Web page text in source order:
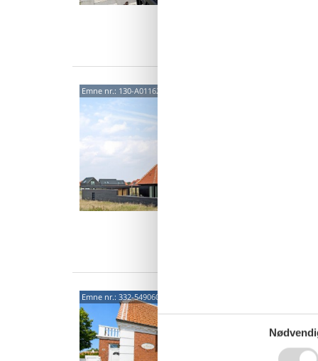
Emne nr.: 130-A01162
Emne nr.: 332-549060
have
4,8